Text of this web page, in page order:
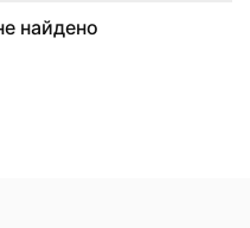
найдено